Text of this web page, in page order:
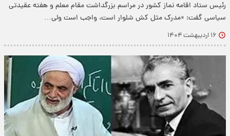
​رئیس ستاد اقامه نماز کشور در مراسم بزرگداشت مقام معلم و هفته عقیدتی
سیاسی گفت: «مدرک مثل کش شلوار است، واجب است ولی…
۱۶ اردیبهشت ۱۴۰۴